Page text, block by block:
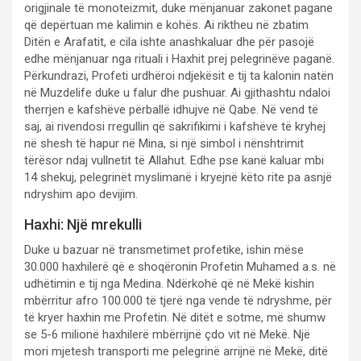
origjinale të monoteizmit, duke mënjanuar zakonet pagane
që depërtuan me kalimin e kohës. Ai riktheu në zbatim
Ditën e Arafatit, e cila ishte anashkaluar dhe për pasojë
edhe mënjanuar nga rituali i Haxhit prej pelegrinëve paganë.
Përkundrazi, Profeti urdhëroi ndjekësit e tij ta kalonin natën
në Muzdelife duke u falur dhe pushuar. Ai gjithashtu ndaloi
therrjen e kafshëve përballë idhujve në Qabe. Në vend të
saj, ai rivendosi rregullin që sakrifikimi i kafshëve të kryhej
në shesh të hapur në Mina, si një simbol i nënshtrimit
tërësor ndaj vullnetit të Allahut. Edhe pse kanë kaluar mbi
14 shekuj, pelegrinët myslimanë i kryejnë këto rite pa asnjë
ndryshim apo devijim.
Haxhi: Një mrekulli
Duke u bazuar në transmetimet profetike, ishin mëse
30.000 haxhilerë që e shoqëronin Profetin Muhamed a.s. në
udhëtimin e tij nga Medina. Ndërkohë që në Mekë kishin
mbërritur afro 100.000 të tjerë nga vende të ndryshme, për
të kryer haxhin me Profetin. Në ditët e sotme, më shumw
se 5-6 milionë haxhilerë mbërrijnë çdo vit në Mekë. Një
mori mjetesh transporti me pelegrinë arrijnë në Mekë, ditë